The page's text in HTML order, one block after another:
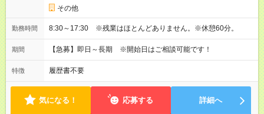
その他
勤務時間 8:30～17:30 ※残業はほとんどありません。※休憩60分。
期間 【急募】即日～長期 ※開始日はご相談可能です！
特徴 履歴書不要
気になる！ 応募する 詳細へ